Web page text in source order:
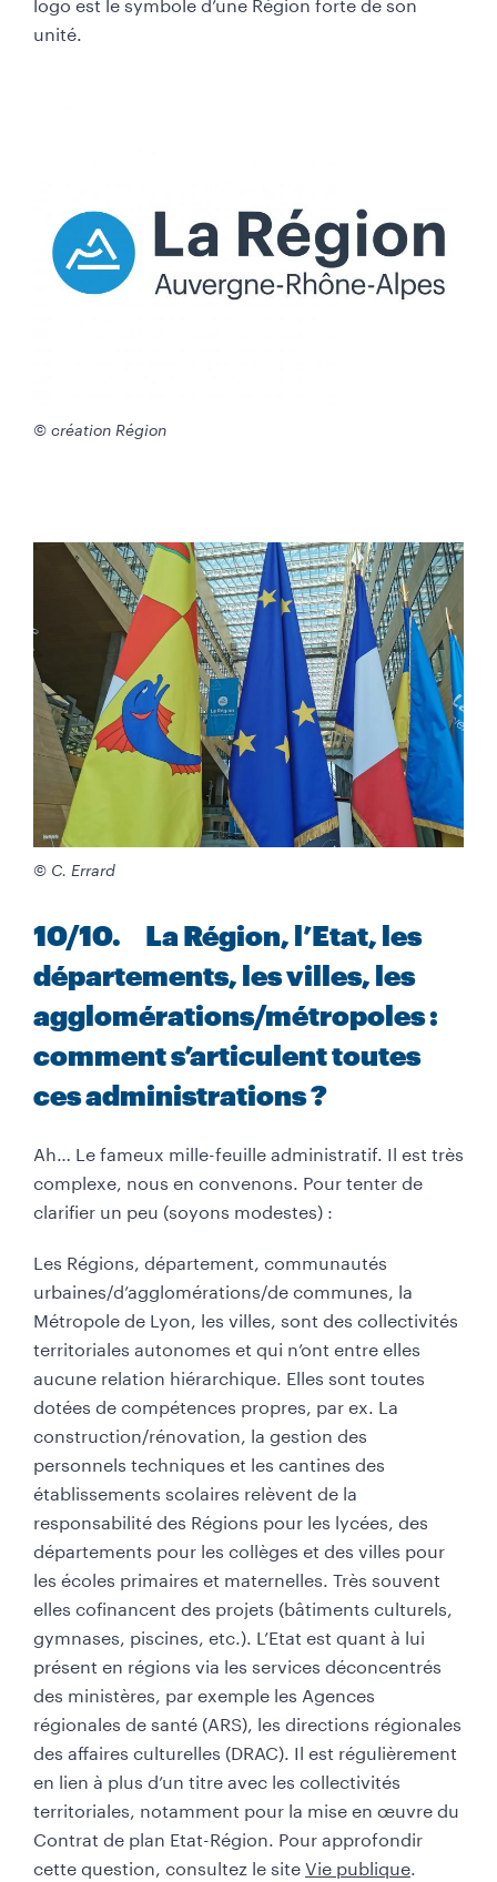
unité.
© création Région
© C. Errard
10/10. La Région, l’Etat, les
départements, les villes, les
agglomérations/métropoles :
comment s’articulent toutes
ces administrations ?
Ah… Le fameux mille-feuille administratif. Il est très
complexe, nous en convenons. Pour tenter de
clarifier un peu (soyons modestes) :
Les Régions, département, communautés
urbaines/d’agglomérations/de communes, la
Métropole de Lyon, les villes, sont des collectivités
territoriales autonomes et qui n’ont entre elles
aucune relation hiérarchique. Elles sont toutes
dotées de compétences propres, par ex. La
construction/rénovation, la gestion des
personnels techniques et les cantines des
établissements scolaires relèvent de la
responsabilité des Régions pour les lycées, des
départements pour les collèges et des villes pour
les écoles primaires et maternelles. Très souvent
elles cofinancent des projets (bâtiments culturels,
gymnases, piscines, etc.). L’Etat est quant à lui
présent en régions via les services déconcentrés
des ministères, par exemple les Agences
régionales de santé (ARS), les directions régionales
des affaires culturelles (DRAC). Il est régulièrement
en lien à plus d’un titre avec les collectivités
territoriales, notamment pour la mise en œuvre du
Contrat de plan Etat-Région. Pour approfondir
cette question, consultez le siteVie publique.